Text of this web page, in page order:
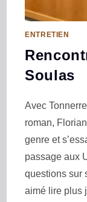
ENTRETIEN
Soulas
Avec
roman,
genre et
passage aux
questions sur
aimé lire plus